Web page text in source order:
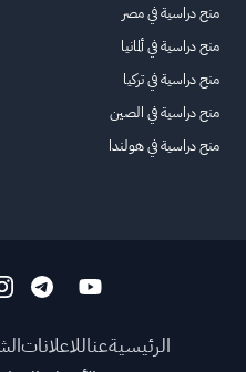
منح دراسية في مصر
منح دراسية في ألمانيا
منح دراسية في تركيا
منح دراسية في الصين
منح دراسية في هولندا
الرئيسيةعناللاعلانات